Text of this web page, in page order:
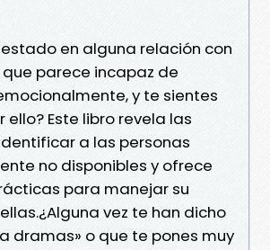
estado en alguna relación con
parece incapaz de
y te sientes
Este libro revela las
a las personas
no disponibles y ofrece
para manejar su
vez te han dicho
dramas» o que te pones muy